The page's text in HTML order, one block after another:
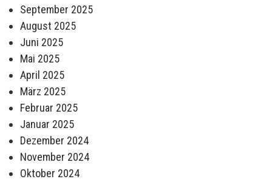
September 2025
August 2025
Juni 2025
Mai 2025
April 2025
März 2025
Februar 2025
Januar 2025
Dezember 2024
November 2024
Oktober 2024